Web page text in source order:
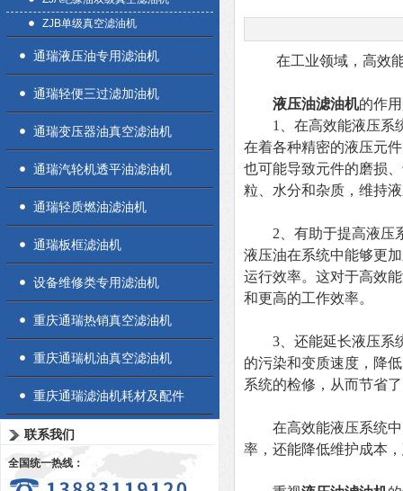
ZJB单级真空滤油机
通瑞液压油专用滤油机
通瑞轻便三过滤加油机
通瑞变压器油真空滤油机
通瑞汽轮机透平油滤油机
通瑞轻质燃油滤油机
通瑞板框滤油机
设备维修类专用滤油机
重庆通瑞热销真空滤油机
重庆通瑞机油真空滤油机
重庆通瑞滤油机耗材及配件
联系我们
全国统一热线：
在工业领域，高效能
液压油滤油机的作
1、在高效能液压系统
在着各种精密的液压元
也可能导致元件的磨损
粒、水分和杂质，维持
2、有助于提高液压系
液压油在系统中能够更
运行效率。这对于高效
和更高的工作效率。
3、还能延长液压系统
的污染和变质速度，降
系统的检修，从而节省
在高效能液压系统中
率，还能降低维护成本